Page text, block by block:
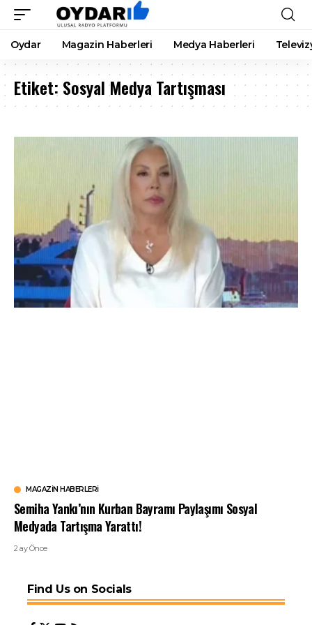
Oydar Magazin Haberleri Medya Haberleri
Etiket: Sosyal Medya Tartışması
MAGAZIN HABERLERI
Semiha Yankı’nın Kurban Bayramı Paylaşımı Sosyal
Medyada Tartışma Yarattı!
2 ay Önce
Find Us on Socials